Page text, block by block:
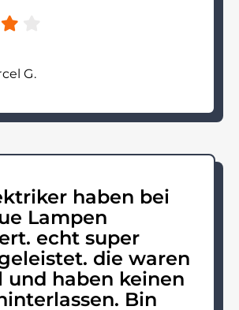
G.
haben bei
Lampen
echt super
die waren
und haben keinen
Bin